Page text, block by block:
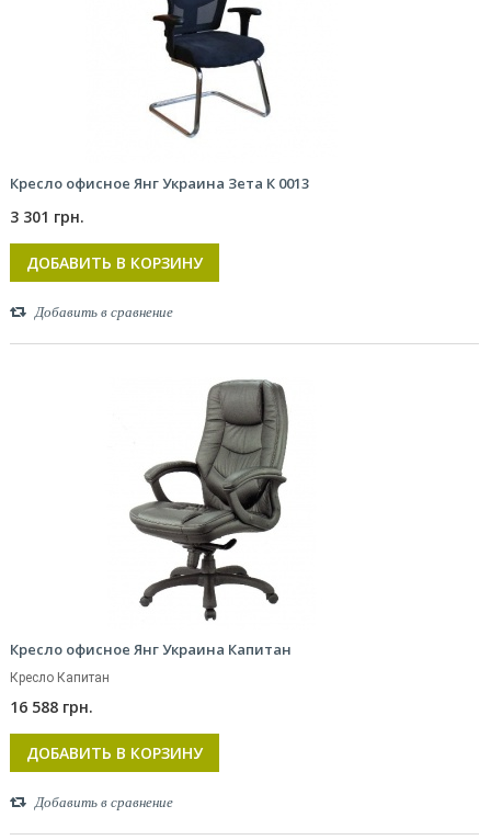
Кресло офисное Янг Украина Зета К 0013
3 301 грн.
ДОБАВИТЬ В КОРЗИНУ
Добавить в сравнение
Кресло офисное Янг Украина Капитан
Кресло Капитан
16 588 грн.
ДОБАВИТЬ В КОРЗИНУ
Добавить в сравнение